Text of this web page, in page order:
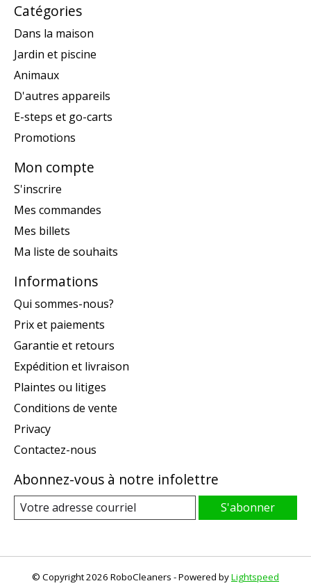
Catégories
Dans la maison
Jardin et piscine
Animaux
D'autres appareils
E-steps et go-carts
Promotions
Mon compte
S'inscrire
Mes commandes
Mes billets
Ma liste de souhaits
Informations
Qui sommes-nous?
Prix et paiements
Garantie et retours
Expédition et livraison
Plaintes ou litiges
Conditions de vente
Privacy
Contactez-nous
Abonnez-vous à notre infolettre
S'abonner
© Copyright 2026 RoboCleaners - Powered byLightspeed